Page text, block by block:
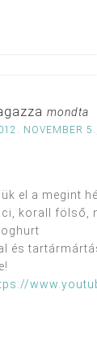
mondta
NOVEMBER
el a megint
korall fölső,
és